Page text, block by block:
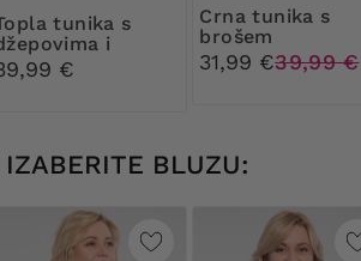
s
i
€
Crna tunika s
brošem
31,99 €39,99 €
IZABERITE BLUZU: